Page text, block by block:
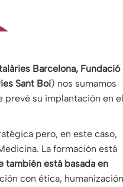
Barcelona, ​​Fundació
Sant Boi) nos sumamos
prevé su implantación en el
pero, en este caso,
La formación está
también está basada en
con ética, humanización